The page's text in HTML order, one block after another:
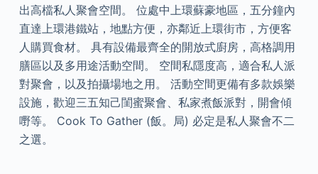
出高檔私人聚會空間。 位處中上環蘇豪地區，五分鐘內
直達上環港鐵站，地點方便，亦鄰近上環街市，方便客
人購買食材。 具有設備最齊全的開放式廚房，高格調用
膳區以及多用途活動空間。 空間私隱度高，適合私人派
對聚會，以及拍攝場地之用。 活動空間更備有多款娛樂
設施，歡迎三五知己閨蜜聚會、私家煮飯派對，開會傾
嘢等。 Cook To Gather (飯。局) 必定是私人聚會不二
之選。